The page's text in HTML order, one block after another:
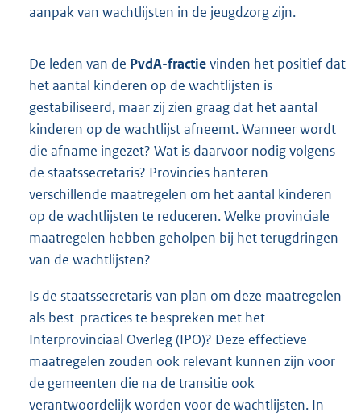
aanpak van wachtlijsten in de jeugdzorg zijn.
De leden van de PvdA-fractievinden het positief dat
het aantal kinderen op de wachtlijsten is
gestabiliseerd, maar zij zien graag dat het aantal
kinderen op de wachtlijst afneemt. Wanneer wordt
die afname ingezet? Wat is daarvoor nodig volgens
de staatssecretaris? Provincies hanteren
verschillende maatregelen om het aantal kinderen
op de wachtlijsten te reduceren. Welke provinciale
maatregelen hebben geholpen bij het terugdringen
van de wachtlijsten?
Is de staatssecretaris van plan om deze maatregelen
als best-practices te bespreken met het
Interprovinciaal Overleg (IPO)? Deze effectieve
maatregelen zouden ook relevant kunnen zijn voor
de gemeenten die na de transitie ook
verantwoordelijk worden voor de wachtlijsten. In